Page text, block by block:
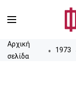
Αρχική
σελίδα
1973